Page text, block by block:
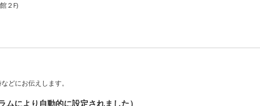
２F)
どにお伝えします。
により自動的に設定されました）